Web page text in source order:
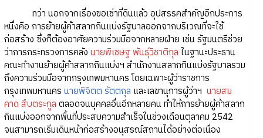
ทว่า นอกจากเรื่องขอเช่าที่ดินแล้ว อุปสรรคสำคัญอีกประการ
หนึ่งคือ การย้ายผู้ค้าสลากกินแบ่งรัฐบาลออกจากบริเวณที่จะใช้
ก่อสร้าง ซึ่งก็ต้องอาศัยความร่วมมือจากหลายฝ่าย เช่น รัฐมนตรีช่วย
ว่าการกระทรวงการคลัง นายพิเชษฐ พันธุ์วิชาติกุล ในฐานะประธาน
คณะทำงานย้ายผู้ค้าสลากกินแบ่งฯ สำนักงานสลากกินแบ่งรัฐบาลรวม
ถึงความร่วมมือจากกรุงเทพมหานคร โดยเฉพาะผู้ว่าราชการ
กรุงเทพมหานคร นายพิจิตต รัตตกุล และเลขานุการผู้ว่าฯ นายสม
คาด สืบตระกูล ตลอดจนบุคคลอื่นอีกหลายคน ทำให้การย้ายผู้ค้าสลาก
กินแบ่งออกจากพื้นที่ประสบความสำเร็จในช่วงเดือนตุลาคม 2542
จนสามารถเริ่มเดินหน้าก่อสร้างอนุสรณ์สถานได้อย่างต่อเนื่อง